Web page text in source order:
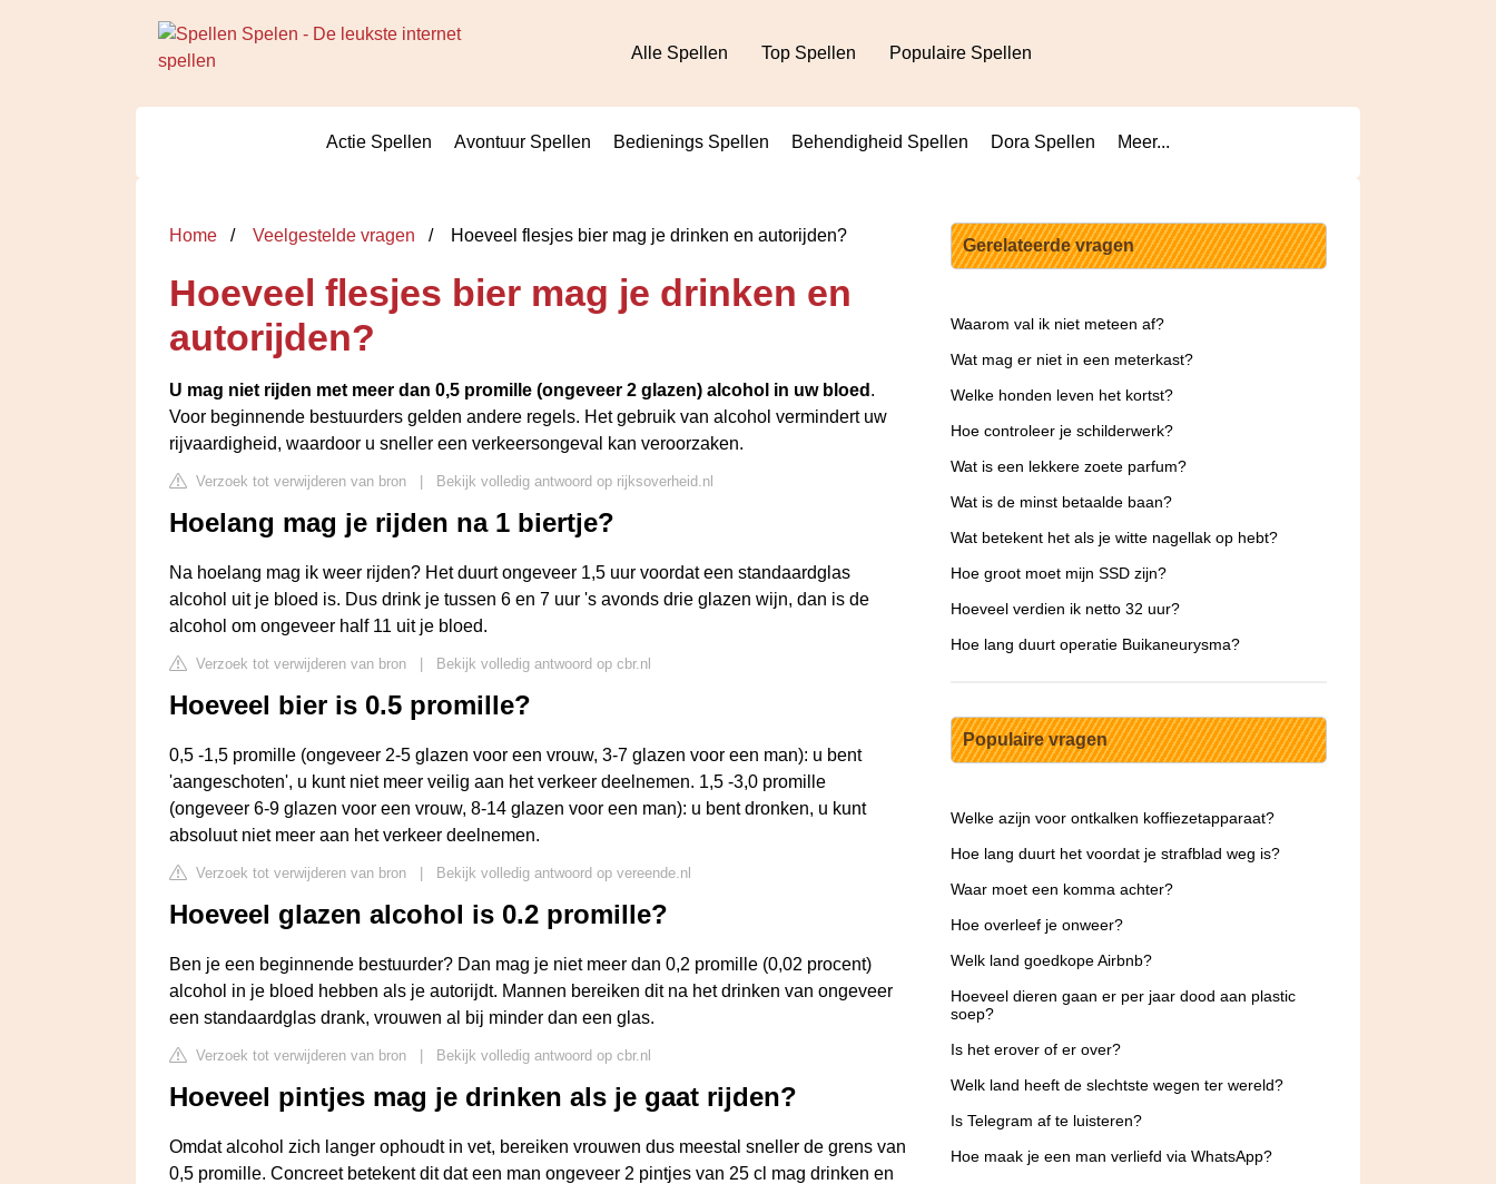
Alle Spellen Top Spellen Populaire Spellen
Actie Spellen Avontuur Spellen Bedienings Spellen Behendigheid Spellen Dora Spellen Meer...
Home Veelgestelde vragen Hoeveel flesjes bier mag je drinken en autorijden?
Hoeveel flesjes bier mag je drinken en
autorijden?
U mag niet rijden met meer dan 0,5 promille (ongeveer 2 glazen) alcohol in uw bloed .
Voor beginnende bestuurders gelden andere regels. Het gebruik van alcohol vermindert uw
rijvaardigheid, waardoor u sneller een verkeersongeval kan veroorzaken.
Verzoek tot verwijderen van bron Bekijk volledig antwoord op rijksoverheid.nl
Hoelang mag je rijden na 1 biertje?
Na hoelang mag ik weer rijden? Het duurt ongeveer 1,5 uur voordat een standaardglas
alcohol uit je bloed is. Dus drink je tussen 6 en 7 uur 's avonds drie glazen wijn, dan is de
alcohol om ongeveer half 11 uit je bloed.
Verzoek tot verwijderen van bron Bekijk volledig antwoord op cbr.nl
Hoeveel bier is 0.5 promille?
0,5 -1,5 promille (ongeveer 2-5 glazen voor een vrouw, 3-7 glazen voor een man): u bent
'aangeschoten', u kunt niet meer veilig aan het verkeer deelnemen. 1,5 -3,0 promille
(ongeveer 6-9 glazen voor een vrouw, 8-14 glazen voor een man): u bent dronken, u kunt
absoluut niet meer aan het verkeer deelnemen.
Verzoek tot verwijderen van bron Bekijk volledig antwoord op vereende.nl
Hoeveel glazen alcohol is 0.2 promille?
Ben je een beginnende bestuurder? Dan mag je niet meer dan 0,2 promille (0,02 procent)
alcohol in je bloed hebben als je autorijdt. Mannen bereiken dit na het drinken van ongeveer
een standaardglas drank, vrouwen al bij minder dan een glas.
Verzoek tot verwijderen van bron Bekijk volledig antwoord op cbr.nl
Hoeveel pintjes mag je drinken als je gaat rijden?
Omdat alcohol zich langer ophoudt in vet, bereiken vrouwen dus meestal sneller de grens van
0,5 promille. Concreet betekent dit dat een man ongeveer 2 pintjes van 25 cl mag drinken en
Gerelateerde vragen
Waarom val ik niet meteen af?
Wat mag er niet in een meterkast?
Welke honden leven het kortst?
Hoe controleer je schilderwerk?
Wat is een lekkere zoete parfum?
Wat is de minst betaalde baan?
Wat betekent het als je witte nagellak op hebt?
Hoe groot moet mijn SSD zijn?
Hoeveel verdien ik netto 32 uur?
Hoe lang duurt operatie Buikaneurysma?
Populaire vragen
Welke azijn voor ontkalken koffiezetapparaat?
Hoe lang duurt het voordat je strafblad weg is?
Waar moet een komma achter?
Hoe overleef je onweer?
Welk land goedkope Airbnb?
Hoeveel dieren gaan er per jaar dood aan plastic
soep?
Is het erover of er over?
Welk land heeft de slechtste wegen ter wereld?
Is Telegram af te luisteren?
Hoe maak je een man verliefd via WhatsApp?